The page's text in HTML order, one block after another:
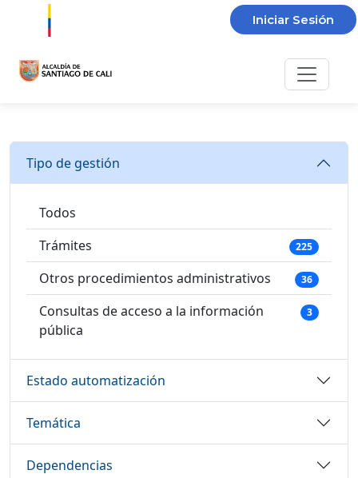
Iniciar Sesión
Tipo de gestión
Todos
Trámites
225
Otros procedimientos administrativos 36
Consultas de acceso a la información
pública
3
Estado automatización
Temática
Dependencias